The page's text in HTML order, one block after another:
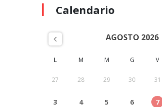
Calendario
AGOSTO 2026
L M M G V
27 28 29 30 31
3 4 5 6 7